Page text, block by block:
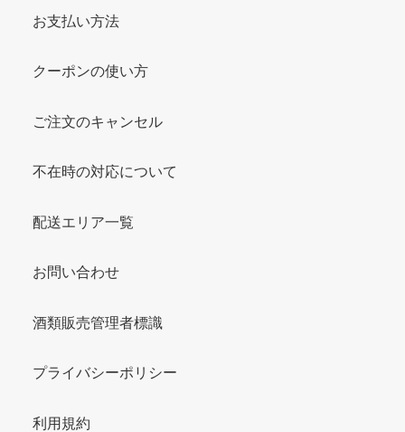
お支払い方法
クーポンの使い方
ご注文のキャンセル
不在時の対応について
配送エリア一覧
お問い合わせ
酒類販売管理者標識
プライバシーポリシー
利用規約